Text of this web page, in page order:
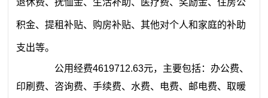
积金、提租补贴、购房补贴、其他对个人和家庭的补助
支出等。
公用经费4619712.63元，主要包括：办公费、
印刷费、咨询费、手续费、水费、电费、邮电费、取暖